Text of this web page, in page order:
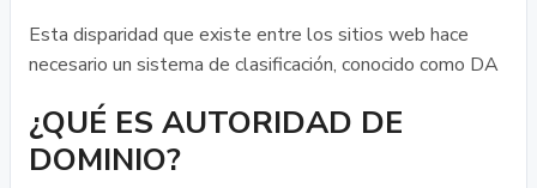
Esta disparidad que existe entre los sitios web hace
necesario un sistema de clasificación, conocido como DA
¿QUÉ ES AUTORIDAD DE
DOMINIO?